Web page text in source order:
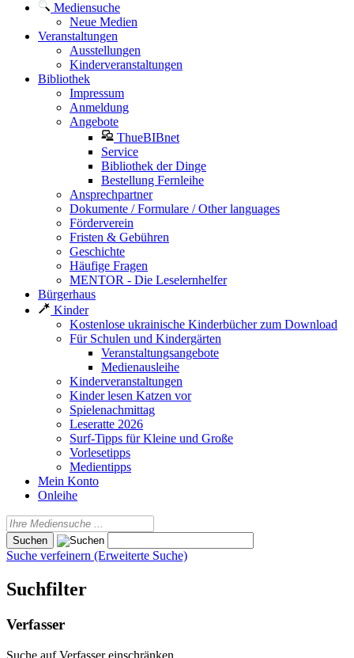
Mediensuche
Neue Medien
Veranstaltungen
Ausstellungen
Kinderveranstaltungen
Bibliothek
Impressum
Anmeldung
Angebote
ThueBIBnet
Service
Bibliothek der Dinge
Bestellung Fernleihe
Ansprechpartner
Dokumente / Formulare / Other languages
Förderverein
Fristen & Gebühren
Geschichte
Häufige Fragen
MENTOR - Die Leselernhelfer
Bürgerhaus
Kinder
Kostenlose ukrainische Kinderbücher zum Download
Für Schulen und Kindergärten
Veranstaltungsangebote
Medienausleihe
Kinderveranstaltungen
Kinder lesen Katzen vor
Spielenachmittag
Leseratte 2026
Surf-Tipps für Kleine und Große
Vorlesetipps
Medientipps
Mein Konto
Onleihe
Suche verfeinern (Erweiterte Suche)
Suchfilter
Verfasser
Suche auf Verfasser einschränken